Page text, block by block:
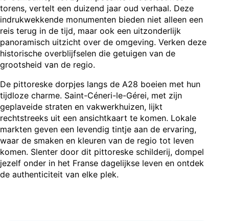
torens, vertelt een duizend jaar oud verhaal. Deze
indrukwekkende monumenten bieden niet alleen een
reis terug in de tijd, maar ook een uitzonderlijk
panoramisch uitzicht over de omgeving. Verken deze
historische overblijfselen die getuigen van de
grootsheid van de regio.
De pittoreske dorpjes langs de A28 boeien met hun
tijdloze charme. Saint-Céneri-le-Gérei, met zijn
geplaveide straten en vakwerkhuizen, lijkt
rechtstreeks uit een ansichtkaart te komen. Lokale
markten geven een levendig tintje aan de ervaring,
waar de smaken en kleuren van de regio tot leven
komen. Slenter door dit pittoreske schilderij, dompel
jezelf onder in het Franse dagelijkse leven en ontdek
de authenticiteit van elke plek.